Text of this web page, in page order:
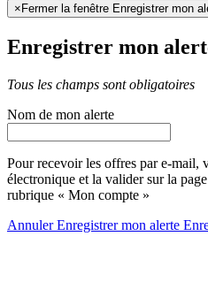
× Fermer la fenêtre Enregistrer mon
Enregistrer mon
Tous les champs sont obligatoires
Nom de mon alerte
Pour recevoir les offres par e-mail,
électronique et la valider sur la
rubrique « Mon compte »
AnnulerEnregistrer mon alerte